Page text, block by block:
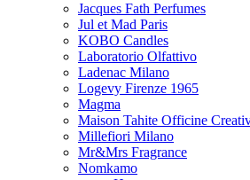
Jacques Fath Perfumes
Jul et Mad Paris
KOBO Candles
Laboratorio Olfattivo
Ladenac Milano
Logevy Firenze 1965
Magma
Maison Tahite Officine
Millefiori Milano
Mr&Mrs Fragrance
Nomkamo